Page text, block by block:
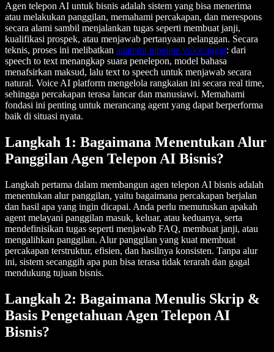
Agen telepon AI untuk bisnis adalah sistem yang bisa menerima
atau melakukan panggilan, memahami percakapan, dan merespons
secara alami sambil menjalankan tugas seperti membuat janji,
kualifikasi prospek, atau menjawab pertanyaan pelanggan. Secara
teknis, proses ini melibatkan anatomi pipeline voice agent: dari
speech to text menangkap suara penelepon, model bahasa
menafsirkan maksud, lalu text to speech untuk menjawab secara
natural. Voice AI platform mengelola rangkaian ini secara real time,
sehingga percakapan terasa lancar dan manusiawi. Memahami
fondasi ini penting untuk merancang agent yang dapat berperforma
baik di situasi nyata.
Langkah 1: Bagaimana Menentukan Alur
Panggilan Agen Telepon AI Bisnis?
Langkah pertama dalam membangun agen telepon AI bisnis adalah
menentukan alur panggilan, yaitu bagaimana percakapan berjalan
dan hasil apa yang ingin dicapai. Anda perlu memutuskan apakah
agent melayani panggilan masuk, keluar, atau keduanya, serta
mendefinisikan tugas seperti menjawab FAQ, membuat janji, atau
mengalihkan panggilan. Alur panggilan yang kuat membuat
percakapan terstruktur, efisien, dan hasilnya konsisten. Tanpa alur
ini, sistem secanggih apa pun bisa terasa tidak terarah dan gagal
mendukung tujuan bisnis.
Langkah 2: Bagaimana Menulis Skrip &
Basis Pengetahuan Agen Telepon AI
Bisnis?